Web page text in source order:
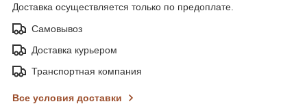
Доставка осуществляется только по предоплате.
Самовывоз
Доставка курьером
Транспортная компания
Все условия доставки